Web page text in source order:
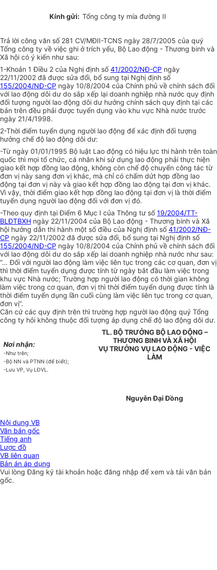
Kính gửi: Tổng công ty mía đường II
Trả lời công văn số 281 CV/MĐII-TCNS ngày 28/7/2005 của quý
Tổng công ty về việc ghi ở trích yếu, Bộ Lao động - Thương binh và
Xã hội có ý kiến như sau:
1-Khoản 1 Điều 2 của Nghị định số41/2002/NĐ-CP ngày
22/11/2002 đã được sửa đổi, bổ sung tại Nghị định số
155/2004/NĐ-CP ngày 10/8/2004 của Chính phủ về chính sách đối
với lao động dôi dư do sắp xếp lại doanh nghiệp nhà nước quy định
đối tượng người lao động dôi dư hưởng chính sách quy định tại các
bản trên đều phải được tuyển dụng vào khu vực Nhà nước trước
ngày 21/4/1998.
2-Thời điểm tuyển dụng người lao động để xác định đối tượng
hưởng chế độ lao động dôi dư:
-Từ ngày 01/01/1995 Bộ luật Lao động có hiệu lực thi hành trên toàn
quốc thì mọi tổ chức, cá nhân khi sử dụng lao động phải thực hiện
giao kết hợp đồng lao động, không còn chế độ chuyển công tác từ
đơn vị này sang đơn vị khác, mà chỉ có chấm dứt hợp đồng lao
động tại đơn vị này và giao kết hợp đồng lao động tại đơn vị khác.
Vì vậy, thời điểm giao kết hợp đồng lao động tại đơn vị là thời điểm
tuyển dụng người lao động đối với đơn vị đó.
-Theo quy định tại Điểm 6 Mục I của Thông tư số19/2004/TT-
BLĐTBXH ngày 22/11/2004 của Bộ Lao động - Thương binh và Xã
hội hướng dẫn thi hành một số điều của Nghị định số41/2002/NĐ-
CP ngày 22/11/2002 đã được sửa đổi, bổ sung tại Nghị định số
155/2004/NĐ-CP ngày 10/8/2004 của Chính phủ về chính sách đối
với lao động dôi dư do sắp xếp lai doanh nghiệp nhà nước như sau:
“… Đối với người lao động làm việc liên tục trong các cơ quan, đơn vị
thì thời điểm tuyển dụng được tính từ ngày bắt đầu làm việc trong
khu vực Nhà nước; Trường hợp người lao động có thời gian không
làm việc trong cơ quan, đơn vị thì thời điểm tuyển dụng được tính là
thời điểm tuyển dụng lần cuối cùng làm việc liên tục trong cơ quan,
đơn vị”.
Căn cứ các quy định trên thì trường hợp người lao động quý Tổng
công ty hỏi không thuộc đối tượng áp dụng chế độ lao động dôi dư.
Nơi nhận:
-Như trên;
-Bộ NN và PTNN (để biết);
-Lưu VP, Vụ LĐVL.
TL. BỘ TRƯỞNG BỘ LAO ĐỘNG –
THƯƠNG BINH VÀ XÃ HỘI
VỤ TRƯỞNG VỤ LAO ĐỘNG - VIỆC
LÀM
Nguyễn Đại Đồng
Nội dung VB
Văn bản gốc
Tiếng anh
Lược đồ
VB liên quan
Bản án áp dụng
Vui lòngĐăng ký tài khoản hoặc đăng nhập để xem và tải văn bản
gốc.